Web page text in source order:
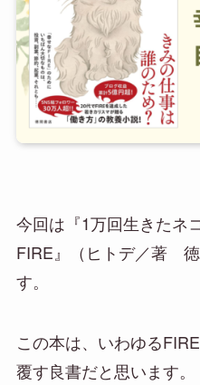
今回は『1万回生きたネ
FIRE』（ヒトデ／著
す。
この本は、いわゆる
覆す良書だと思います。